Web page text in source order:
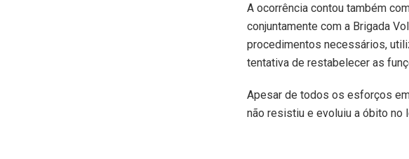
A ocorrência contou também
conjuntamente com a Brigada
procedimentos necessários,
tentativa de restabelecer as
Apesar de todos os esforços
não resistiu e evoluiu a óbito no